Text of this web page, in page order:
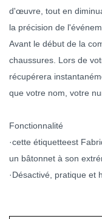
d'œuvre, tout en
la précision de
Avant le début de la
chaussures. Lors de
récupérera
que votre nom, votre
Fonctionnalité
·cette étiquetteest
un bâtonnet à son
·Désactivé, pratique et